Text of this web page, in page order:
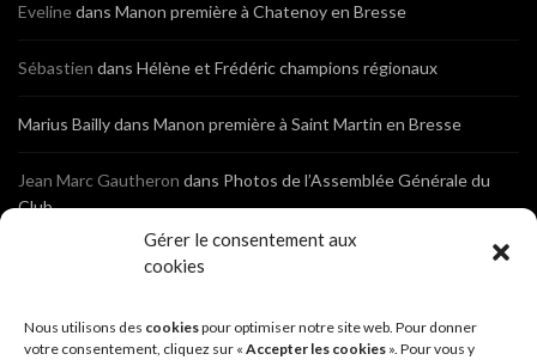
Gérer le consentement aux
cookies
Nous utilisons des cookiespour optimiser notre site web. Pour donner
votre consentement, cliquez sur « Accepter les cookies ». Pour vous y
Evelinedans Manon première à Chatenoy en Bresse
Sébastien dans Hélène et Frédéric champions régionaux
Marius Baillydans Manon première à Saint Martin en Bresse
Jean Marc Gautheron dans Photos de l’Assemblée Générale du
Club
Photos de l’Assemblée Générale du Club
Sébastien dans Cyclocross de Brochon (21)